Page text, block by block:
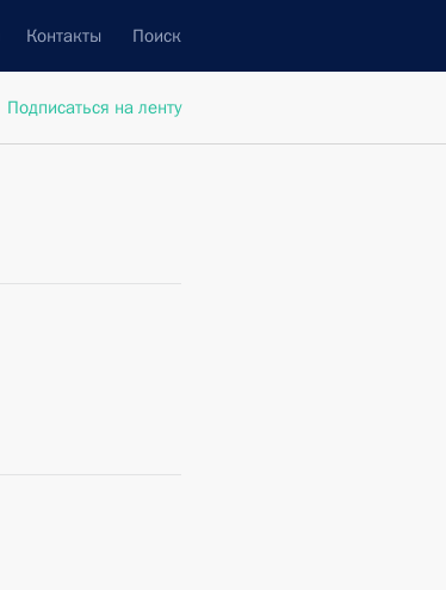
Контакты Поиск
Подписаться на ленту